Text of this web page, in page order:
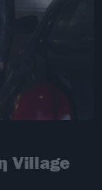
Village